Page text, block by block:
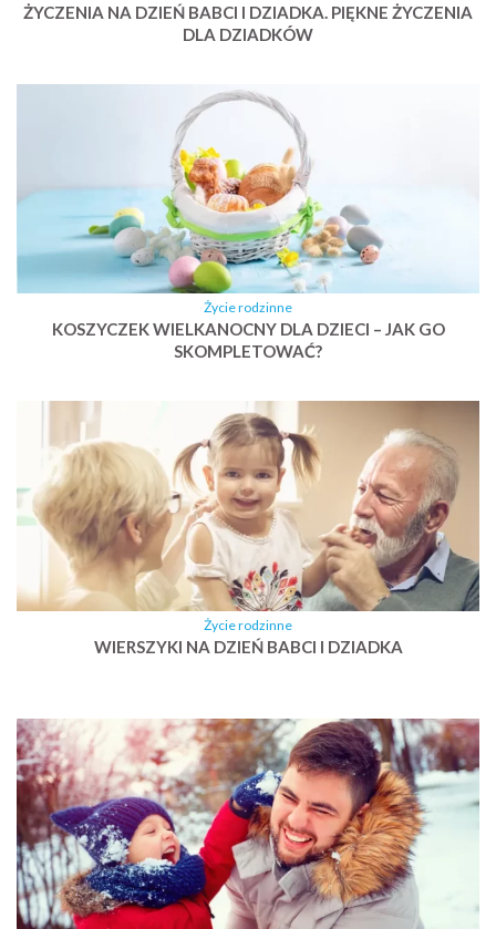
ŻYCZENIA NA DZIEŃ BABCI I DZIADKA. PIĘKNE ŻYCZENIA
DLA DZIADKÓW
Życie rodzinne
KOSZYCZEK WIELKANOCNY DLA DZIECI – JAK GO
SKOMPLETOWAĆ?
Życie rodzinne
WIERSZYKI NA DZIEŃ BABCI I DZIADKA